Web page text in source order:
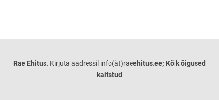
Rae Ehitus. Kirjuta aadressil info(ät)raeehitus.ee; Kõik õigused
kaitstud